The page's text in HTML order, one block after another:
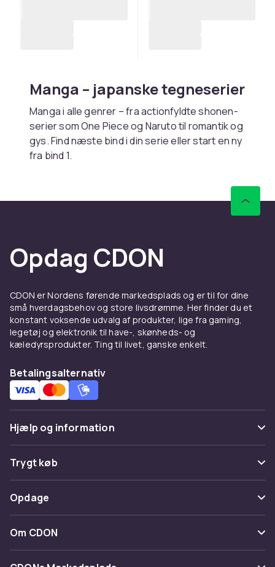
Manga – japanske tegneserier
Manga i alle genrer – fra actionfyldte shonen-
serier som One Piece og Naruto til romantik og
gys. Find næste bind i din serie eller start en ny
fra bind 1.
Køb manga online hos CDON
Hos CDON finder du manga i alle genrer – med
Opdag CDON
CDON er Nordens førende markedsplads og er til for dine
små hverdagsbehov og store livsdrømme. Her finder du et
konstant voksende udvalg af produkter, lige fra gaming,
legetøj og elektronik til have-, skønheds- og
kæledyrsprodukter. Ting til livet, ganske enkelt.
Betalingsalternativ
Hjælp og information
Ofte stillede spørgsmål
Spor pakke
Fortryd & returner her
Kontakt os
Trygt køb
Betaling
Levering
Opdage
Kategorier
Maerke
Om CDON
Om os